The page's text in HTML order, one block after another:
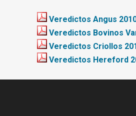
Veredictos Angus
Veredictos Bovinos
Veredictos Criollos
Veredictos Hereford